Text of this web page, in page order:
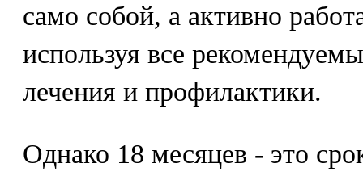
само собой, а активно
используя все
лечения и профилактики.
Однако 18 месяцев - это